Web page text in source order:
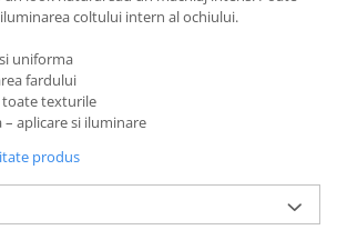
coltului intern al ochiului.
uniforma
fardului
texturile
aplicare si iluminare
produs